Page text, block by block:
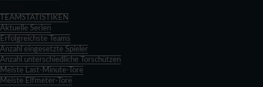
TEAMSTATISTIKEN
Aktuelle Serien
Erfolgreichste Teams
Anzahl eingesetzte Spieler
Anzahl unterschiedliche Torschützen
Meiste Last-Minute-Tore
Meiste Elfmeter-Tore